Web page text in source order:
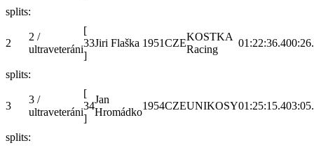
splits:
2
2 /
ultraveteráni
[
33
]
Jiri Flaška 1951CZE
KOSTKA
Racing
01:22:36.4
splits:
3
3 /
ultraveteráni
[
34
]
Jan
Hromádko
1954CZEUNIKOSY01:25:15.4
splits: